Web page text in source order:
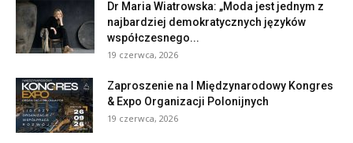
Dr Maria Wiatrowska: „Moda jest jednym z
najbardziej demokratycznych języków
współczesnego...
19 czerwca, 2026
Zaproszenie na I Międzynarodowy Kongres
& Expo Organizacji Polonijnych
19 czerwca, 2026